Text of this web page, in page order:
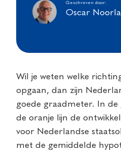
Geschreven door:
Oscar
Wil je weten welke
opgaan, dan zijn
goede graadmeter. In de
de oranje lijn de
voor Nederlandse
met de gemiddelde